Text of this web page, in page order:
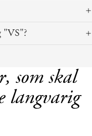
"VS"?
som skal
langvarig